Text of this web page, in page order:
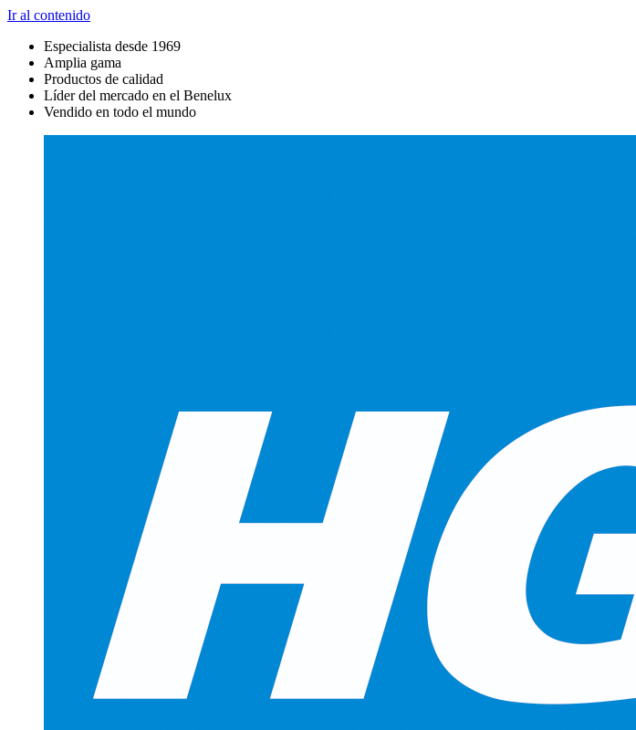
Ir al contenido
Especialista desde 1969
Amplia gama
Productos de calidad
Líder del mercado en el Benelux
Vendido en todo el mundo